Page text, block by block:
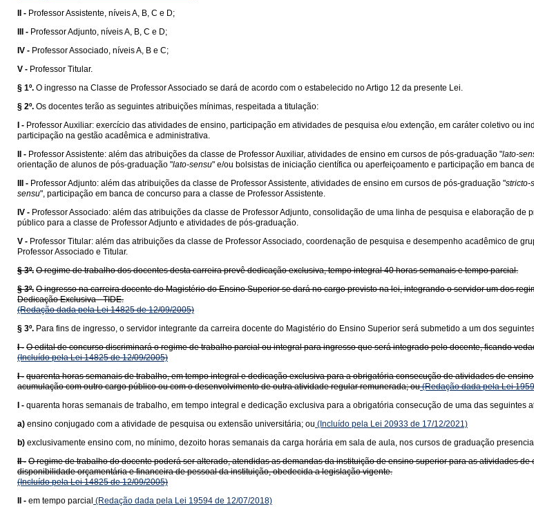
II - Professor Assistente, níveis A, B, C e D;
III - Professor Adjunto, níveis A, B, C e D;
IV - Professor Associado, níveis A, B e C;
V - Professor Titular.
§ 1º. O ingresso na Classe de Professor Associado se dará de acordo com o estabelecido no Artigo 12 da presente Lei.
§ 2º. Os docentes terão as seguintes atribuições mínimas, respeitada a titulação:
I - Professor Auxiliar: exercício das atividades de ensino, participação em atividades de pesquisa e/ou extenção, em caráter coletivo ou
participação na gestão acadêmica e administrativa.
II - Professor Assistente: além das atribuições da classe de Professor Auxiliar, atividades de ensino em cursos de pós-graduação "lato-
orientação de alunos de pós-graduação "lato-sensu" e/ou bolsistas de iniciação científica ou aperfeiçoamento e participação em banca
III - Professor Adjunto: além das atribuições da classe de Professor Assistente, atividades de ensino em cursos de pós-graduação "stricto-
sensu", participação em banca de concurso para a classe de Professor Assistente.
IV - Professor Associado: além das atribuições da classe de Professor Adjunto, consolidação de uma linha de pesquisa e elaboração
público para a classe de Professor Adjunto e atividades de pós-graduação.
V - Professor Titular: além das atribuições da classe de Professor Associado, coordenação de pesquisa e desempenho acadêmico de
Professor Associado e Titular.
§ 3º. O regime de trabalho dos docentes desta carreira prevê dedicação exclusiva, tempo integral 40 horas semanais e tempo parcial.
§ 3º. O ingresso na carreira docente do Magistério do Ensino Superior se dará no cargo previsto na lei, integrando o servidor um dos
Dedicação Exclusiva - TIDE.
(Redação dada pela Lei 14825 de 12/09/2005)
§ 3º. Para fins de ingresso, o servidor integrante da carreira docente do Magistério do Ensino Superior será submetido a um dos
I - O edital de concurso discriminará o regime de trabalho parcial ou integral para ingresso que será integrado pelo docente, ficando
(Incluído pela Lei 14825 de 12/09/2005)
I - quarenta horas semanais de trabalho, em tempo integral e dedicação exclusiva para a obrigatória consecução de atividades de
acumulação com outro cargo público ou com o desenvolvimento de outra atividade regular remunerada; ou(Redação dada pela Lei
I - quarenta horas semanais de trabalho, em tempo integral e dedicação exclusiva para a obrigatória consecução de uma das seguintes
a) ensino conjugado com a atividade de pesquisa ou extensão universitária; ou (Incluído pela Lei 20933 de 17/12/2021)
b) exclusivamente ensino com, no mínimo, dezoito horas semanais da carga horária em sala de aula, nos cursos de graduação
II - O regime de trabalho do docente poderá ser alterado, atendidas as demandas da instituição de ensino superior para as atividades
disponibilidade orçamentária e financeira de pessoal da instituição, obedecida a legislação vigente.
(Incluído pela Lei 14825 de 12/09/2005)
II - em tempo parcial (Redação dada pela Lei 19594 de 12/07/2018)